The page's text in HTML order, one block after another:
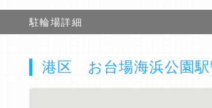
駐輪場詳細
港区 お台場海浜公園駅